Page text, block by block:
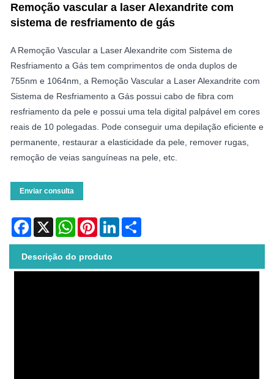
Remoção vascular a laser Alexandrite com
sistema de resfriamento de gás
A Remoção Vascular a Laser Alexandrite com Sistema de
Resfriamento a Gás tem comprimentos de onda duplos de
755nm e 1064nm, a Remoção Vascular a Laser Alexandrite com
Sistema de Resfriamento a Gás possui cabo de fibra com
resfriamento da pele e possui uma tela digital palpável em cores
reais de 10 polegadas. Pode conseguir uma depilação eficiente e
permanente, restaurar a elasticidade da pele, remover rugas,
remoção de veias sanguíneas na pele, etc.
Enviar consulta
Facebook
X WhatsAppPinterestLinkedIn
Descrição do produto